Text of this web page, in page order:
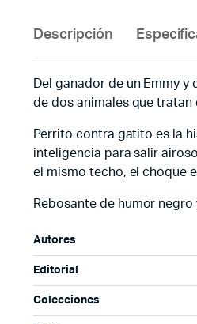
Descripción
Del ganador de un Emmy
de dos animales que
Perrito contra gatito es la
inteligencia para salir
el mismo techo, el choque
Rebosante de humor
Autores
Editorial
Colecciones